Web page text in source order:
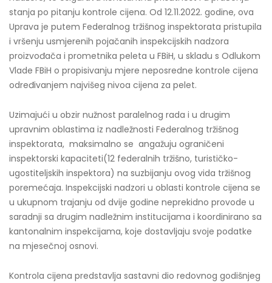
stanja po pitanju kontrole cijena. Od 12.11.2022. godine, ova
Uprava je putem Federalnog tržišnog inspektorata pristupila
i vršenju usmjerenih pojačanih inspekcijskih nadzora
proizvođača i prometnika peleta u FBiH, u skladu s Odlukom
Vlade FBiH o propisivanju mjere neposredne kontrole cijena
određivanjem najvišeg nivoa cijena za pelet.
Uzimajući u obzir nužnost paralelnog rada i u drugim
upravnim oblastima iz nadležnosti Federalnog tržišnog
inspektorata, maksimalno se angažuju ograničeni
inspektorski kapaciteti(12 federalnih tržišno, turističko-
ugostiteljskih inspektora) na suzbijanju ovog vida tržišnog
poremećaja. Inspekcijski nadzori u oblasti kontrole cijena se
u ukupnom trajanju od dvije godine neprekidno provode u
saradnji sa drugim nadležnim institucijama i koordinirano sa
kantonalnim inspekcijama, koje dostavljaju svoje podatke
na mjesečnoj osnovi.
Kontrola cijena predstavlja sastavni dio redovnog godišnjeg